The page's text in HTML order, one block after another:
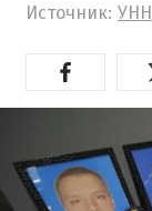
Источник: УНН